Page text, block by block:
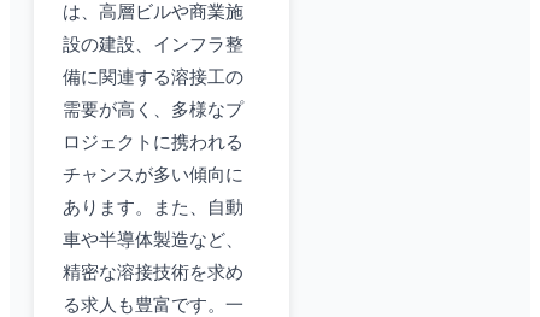
は、高層ビルや商業施
設の建設、インフラ整
備に関連する溶接工の
需要が高く、多様なプ
ロジェクトに携われる
チャンスが多い傾向に
あります。また、自動
車や半導体製造など、
精密な溶接技術を求め
る求人も豊富です。一